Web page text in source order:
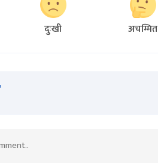
दुःखी अचम्मित